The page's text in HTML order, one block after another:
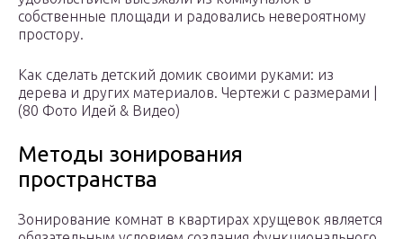
собственные площади и радовались невероятному
простору.
Как сделать детский домик своими руками: из
дерева и других материалов. Чертежи с размерами |
(80 Фото Идей & Видео)
Методы зонирования
пространства
Зонирование комнат в квартирах хрущевок является